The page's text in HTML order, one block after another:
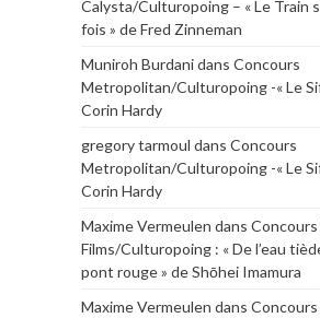
Calysta/Culturopoing – « Le Train
fois » de Fred Zinneman
Muniroh Burdanidans Concours
Metropolitan/Culturopoing -« Le
Corin Hardy
gregory tarmoul dans Concours
Metropolitan/Culturopoing -« Le
Corin Hardy
Maxime Vermeulen dans
Films/Culturopoing : « De l’eau
pont rouge » de Shōhei Imamura
Maxime Vermeulen dans Concours